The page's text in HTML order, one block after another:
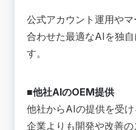
公式アカウント運用や
合わせた最適なAIを独
す。
■他社AIのOEM提供
他社からAIの提供を受
企業よりも開発や改善